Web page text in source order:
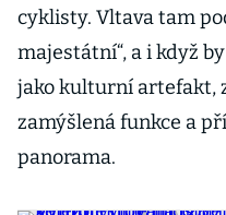
cyklisty. Vltava tam
majestátní“, a i když
jako kulturní artefakt,
zamýšlená funkce a
panorama.